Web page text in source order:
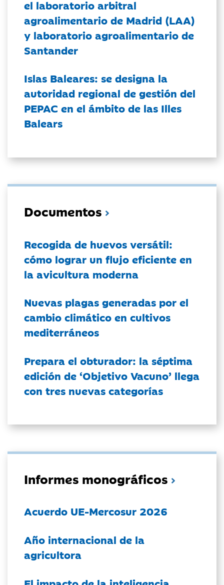
el laboratorio arbitral
agroalimentario de Madrid (LAA)
y laboratorio agroalimentario de
Santander
Islas Baleares: se designa la
autoridad regional de gestión del
PEPAC en el ámbito de las Illes
Balears
Documentos
Recogida de huevos versátil:
cómo lograr un flujo eficiente en
la avicultura moderna
Nuevas plagas generadas por el
cambio climático en cultivos
mediterráneos
Prepara el obturador: la séptima
edición de ‘Objetivo Vacuno’ llega
con tres nuevas categorías
Informes monográficos
Acuerdo UE-Mercosur 2026
Año internacional de la
agricultora